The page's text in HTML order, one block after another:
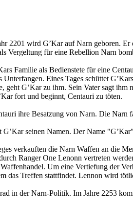
2201 wird G’Kar auf Narn geboren.
Vergeltung für eine Rebellion Narn
Familie als Bedienstete für eine
Unterfangen. Eines Tages schüttet
geht G’Kar zu ihm. Sein Vater sagt
fort und beginnt, Centauri zu töten.
ihre Besatzung von Narn. Die Narn
seinen Namen. Der Name
verkauften die Narn Waffen an die
Ranger One Lenonn vertreten
Um eine Vertiefung der
das Treffen stattfindet. Lennon wird
in der Narn-Politik. Im Jahre 2253